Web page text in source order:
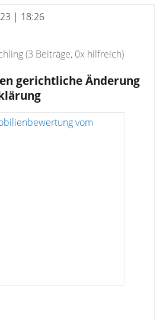
| 18:26
(3 Beiträge, 0x hilfreich)
gerichtliche Änderung